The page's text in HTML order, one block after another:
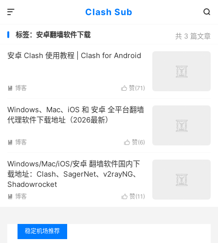
Clash Sub 

共 3 篇文章
标签：安卓翻墙软件下载
安卓 Clash 使用教程 | Clash for Android
 赞(71 )
 博客
Windows、Mac、iOS 和 安卓 全平台翻墙
代理软件下载地址（2026最新）
 赞(6)
 博客
Windows/Mac/iOS/安卓 翻墙软件国内下
载地址：Clash、SagerNet、v2rayNG、
Shadowrocket
 赞(11 )
 博客
稳定机场推荐